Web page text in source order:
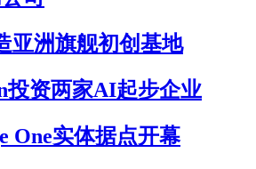
亚洲旗舰初创基地
投资两家AI起步企业
One实体据点开幕